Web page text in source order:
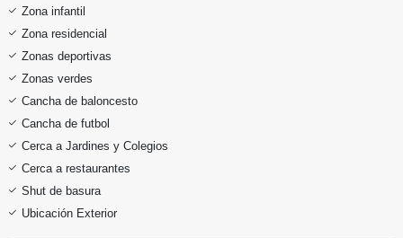
Zona infantil
Zona residencial
Zonas deportivas
Zonas verdes
Cancha de baloncesto
Cancha de futbol
Cerca a Jardines y Colegios
Cerca a restaurantes
Shut de basura
Ubicación Exterior